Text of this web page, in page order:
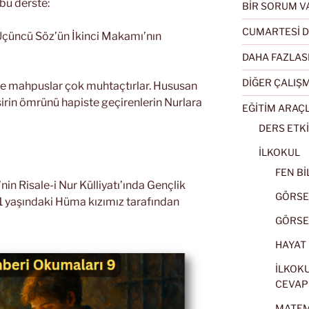
derste:
Söz’ün İkinci Makamı’nın
mahpuslar çok muhtaçtırlar. Hususan
ömrünü hapiste geçirenlerin Nurlara
Risale-i Nur Külliyatı’ında Gençlik
Hüma kızımız tarafından
BİR SORUM
CUMARTESİ
DAHA
DİĞER
EĞİTİM
DERS
İLKOKUL
FEN
CEVAP